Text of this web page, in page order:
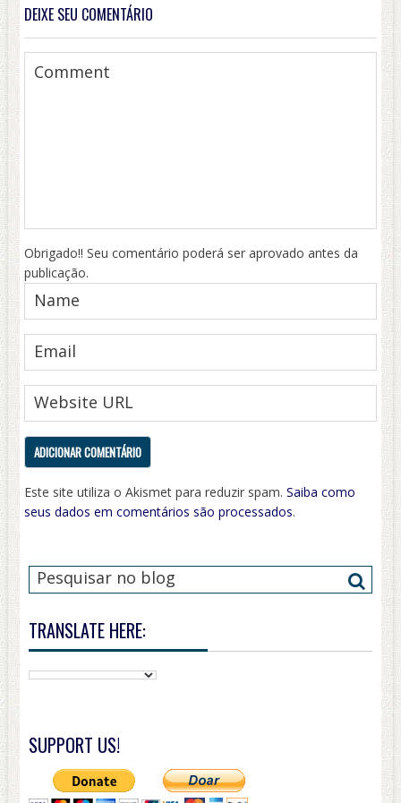
DEIXE SEU COMENTÁRIO
Obrigado!! Seu comentário poderá ser aprovado antes da
publicação.
Este site utiliza o Akismet para reduzir spam.Saiba como
seus dados em comentários são processados.
TRANSLATE HERE:
SUPPORT US!